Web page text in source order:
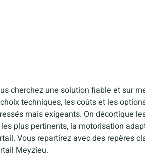
cherchez une solution fiable et sur
techniques, les coûts et les
mais exigeants. On décortique
plus pertinents, la motorisation
Vous repartirez avec des repères
Meyzieu.